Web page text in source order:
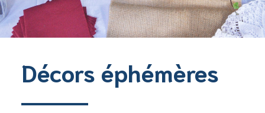
Décors éphémères